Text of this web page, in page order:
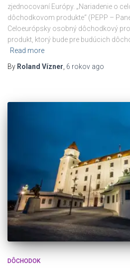
zjednocovaní Európy. „Nariadenie o
dôchodkovom produkte“ (PEPP –
Celoeurópsky osobný dôchodkový
produkt, ktorý bude pre budúcich
Read more
By Roland Vízner 6 rokov ago
DÔCHODOK